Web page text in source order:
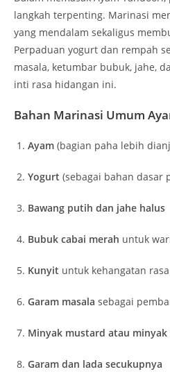
langkah terpenting. Marinasi
yang mendalam sekaligus
Perpaduan yogurt dan rempah
masala, ketumbar bubuk, jahe,
inti rasa hidangan ini.
Bahan Marinasi Umum
Ayam (bagian paha lebih
Yogurt (sebagai bahan dasar
Bawang putih dan jahe halus
Bubuk cabai merah untuk
Kunyit untuk kehangatan rasa
Garam masala sebagai
Minyak mustard atau minyak
Garam dan lada secukupnya